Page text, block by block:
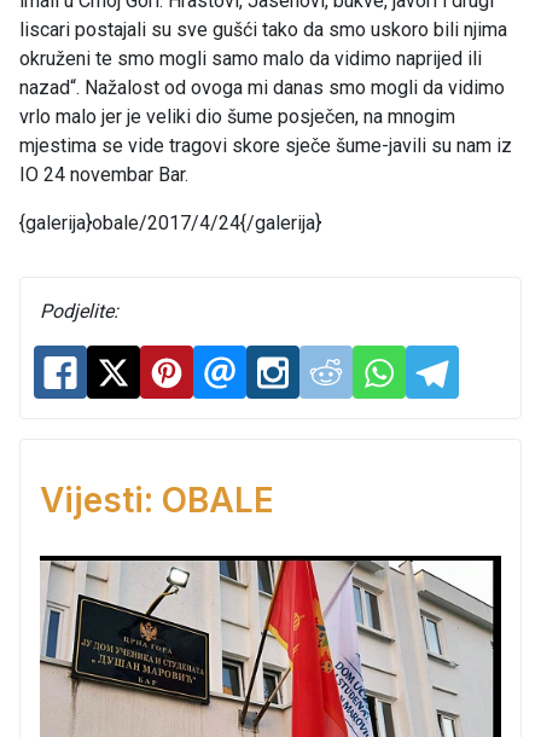
liscari postajali su sve gušći tako da smo uskoro bili njima
okruženi te smo mogli samo malo da vidimo naprijed ili
nazad“. Nažalost od ovoga mi danas smo mogli da vidimo
vrlo malo jer je veliki dio šume posječen, na mnogim
mjestima se vide tragovi skore sječe šume-javili su nam iz
IO 24 novembar Bar.
{galerija}obale/2017/4/24{/galerija}
Podjelite:
Vijesti: OBALE